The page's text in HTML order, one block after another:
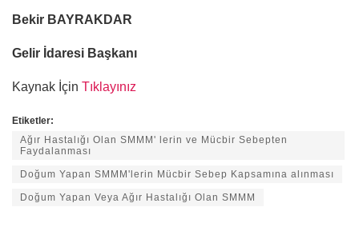
Bekir BAYRAKDAR
Gelir İdaresi Başkanı
Kaynak İçin Tıklayınız
Etiketler:
Ağır Hastalığı Olan SMMM' lerin ve Mücbir Sebepten
Faydalanması
Doğum Yapan SMMM'lerin Mücbir Sebep Kapsamına alınması
Doğum Yapan Veya Ağır Hastalığı Olan SMMM